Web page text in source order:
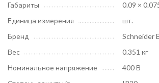
Габариты
0.09 ×
Единица измерения
шт.
Бренд
Schneider
Вес
0.351 кг
Номинальное напряжение
400 В